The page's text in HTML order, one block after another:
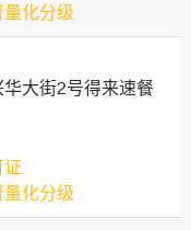
化分级
大街2号得来速餐
化分级